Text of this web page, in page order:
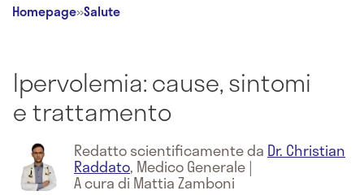
Homepage»Salute
Ipervolemia: cause, sintomi
e trattamento
Redatto scientificamente da Dr. Christian
Raddato, Medico Generale|
A cura di Mattia Zamboni